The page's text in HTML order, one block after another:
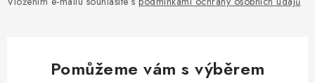
Pomůžeme vám s výběrem